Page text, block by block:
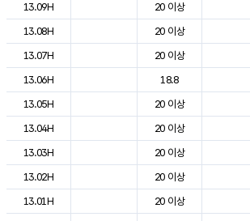
13.09H
20 이상
13.08H
20 이상
13.07H
20 이상
13.06H
18.8
13.05H
20 이상
13.04H
20 이상
13.03H
20 이상
13.02H
20 이상
13.01H
20 이상